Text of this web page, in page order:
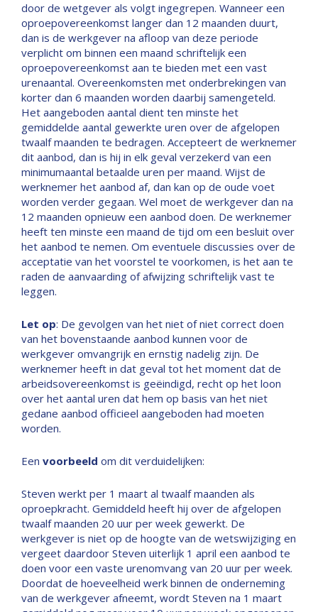
door de wetgever als volgt ingegrepen. Wanneer een
oproepovereenkomst langer dan 12 maanden duurt,
dan is de werkgever na afloop van deze periode
verplicht om binnen een maand schriftelijk een
oproepovereenkomst aan te bieden met een vast
urenaantal. Overeenkomsten met onderbrekingen van
korter dan 6 maanden worden daarbij samengeteld.
Het aangeboden aantal dient ten minste het
gemiddelde aantal gewerkte uren over de afgelopen
twaalf maanden te bedragen. Accepteert de werknemer
dit aanbod, dan is hij in elk geval verzekerd van een
minimumaantal betaalde uren per maand. Wijst de
werknemer het aanbod af, dan kan op de oude voet
worden verder gegaan. Wel moet de werkgever dan na
12 maanden opnieuw een aanbod doen. De werknemer
heeft ten minste een maand de tijd om een besluit over
het aanbod te nemen. Om eventuele discussies over de
acceptatie van het voorstel te voorkomen, is het aan te
raden de aanvaarding of afwijzing schriftelijk vast te
leggen.
Let op: De gevolgen van het niet of niet correct doen
van het bovenstaande aanbod kunnen voor de
werkgever omvangrijk en ernstig nadelig zijn. De
werknemer heeft in dat geval tot het moment dat de
arbeidsovereenkomst is geëindigd, recht op het loon
over het aantal uren dat hem op basis van het niet
gedane aanbod officieel aangeboden had moeten
worden.
Een voorbeeld om dit verduidelijken:
Steven werkt per 1 maart al twaalf maanden als
oproepkracht. Gemiddeld heeft hij over de afgelopen
twaalf maanden 20 uur per week gewerkt. De
werkgever is niet op de hoogte van de wetswijziging en
vergeet daardoor Steven uiterlijk 1 april een aanbod te
doen voor een vaste urenomvang van 20 uur per week.
Doordat de hoeveelheid werk binnen de onderneming
van de werkgever afneemt, wordt Steven na 1 maart